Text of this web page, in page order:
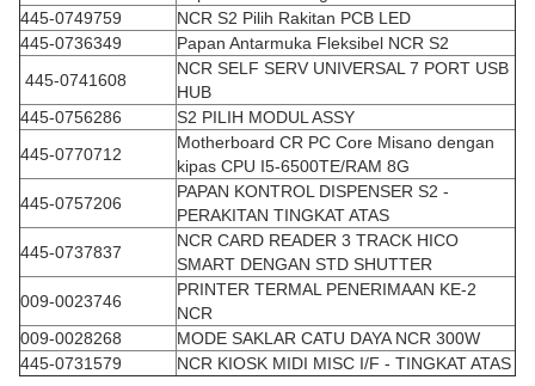
445-0749759
NCR S2 Pilih Rakitan PCB LED
445-0736349
Papan Antarmuka Fleksibel NCR S2
445-0741608
NCR SELF SERV UNIVERSAL 7 PORT USB
HUB
445-0756286
S2 PILIH MODUL ASSY
445-0770712
Motherboard CR PC Core Misano dengan
kipas CPU I5-6500TE/RAM 8G
445-0757206
PAPAN KONTROL DISPENSER S2 -
PERAKITAN TINGKAT ATAS
445-0737837
NCR CARD READER 3 TRACK HICO
SMART DENGAN STD SHUTTER
009-0023746
PRINTER TERMAL PENERIMAAN KE-2
NCR
009-0028268
MODE SAKLAR CATU DAYA NCR 300W
445-0731579
NCR KIOSK MIDI MISC I/F - TINGKAT ATAS